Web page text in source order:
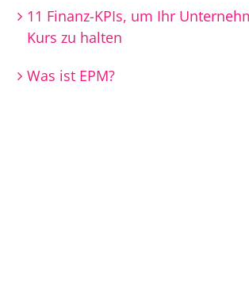
11 Finanz-KPIs, um Ihr
Kurs zu halten
Was ist EPM?